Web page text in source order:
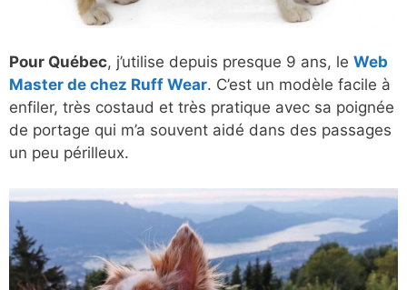
Pour Québec, j’utilise depuis presque 9 ans, le Web
Master de chez Ruff Wear. C’est un modèle facile à
enfiler, très costaud et très pratique avec sa poignée
de portage qui m’a souvent aidé dans des passages
un peu périlleux.